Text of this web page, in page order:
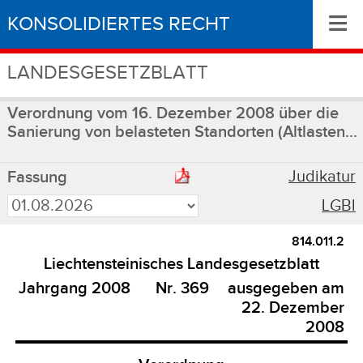
KONSOLIDIERTES RECHT
LANDESGESETZBLATT
≡
Verordnung vom 16. Dezember 2008 über die
Sanierung von belasteten Standorten (Altlasten...
Fassung
Judikatur
LGBl